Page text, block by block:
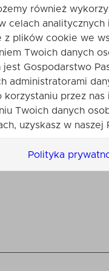
Bądź pierwszy.
również
celach analitycznych
z plików cookie we
Twoich danych
Gospodarstwo
administratorami
korzystaniu przez
Twoich danych
uzyskasz w naszej
Polityka